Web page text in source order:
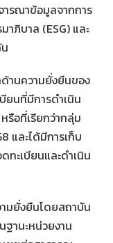
รณาข้อมูลจากการ
าภิบาล (ESG) และ
านความยั่งยืนของ
ยนที่มีการดำเนิน
รือที่เรียกว่ากลุ่ม
และได้มีการเก็บ
ะเบียนและดำเนิน
มยั่งยืนโดยสถาบัน
ฐานะหน่วยงาน